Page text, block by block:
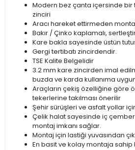
Modern bez çanta içersinde bir
zinciri
Aracı hareket ettirmeden montaj
Bakır / Çinko kaplamalı,
Kare bakla sayesinde üstün
Gergi tertibatı zincirdendir.
TSE Kalite Belgelidir
3.2 mm kare zincirden imal
buzda ve karda kullanıma
Araçların çekiş özelliğine göre
tekerlerine takılması önerilir
Şehir sürüşleri ve asfalt yollar
Çelik halat sayesinde iç
montaj imkanı sağlar.
Montaj için lastiği yuvasından
En basit ve kolay montaja sahip